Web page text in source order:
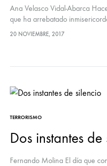
Ana Velasco Vidal-Abarca
que ha arrebatado
física y emocionalmente a
20 NOVIEMBRE, 2017
TERRORISMO
Dos instantes de
Fernando Molina El día que